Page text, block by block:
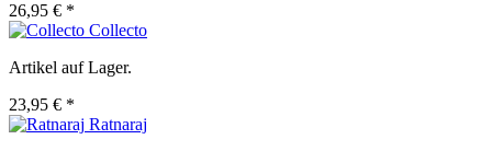
26,95 € *
Collecto
Artikel auf Lager.
23,95 € *
Ratnaraj